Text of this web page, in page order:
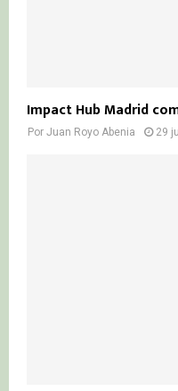
Impact Hub Madrid
Por Juan Royo Abenia 29